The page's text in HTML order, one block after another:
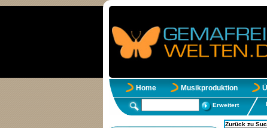
Home Musikproduktion
Erweitert
Zurück zu